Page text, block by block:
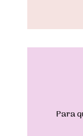
Para